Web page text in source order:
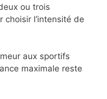
ou trois
choisir l’intensité de
aux sportifs
maximale reste